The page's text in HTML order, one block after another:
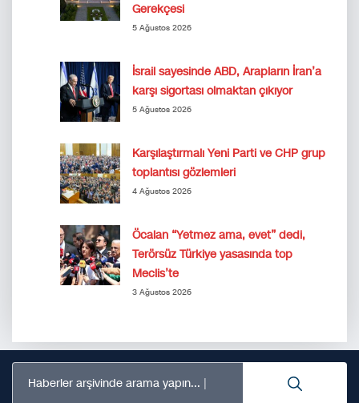
Gerekçesi
5 Ağustos 2026
İsrail sayesinde ABD, Arapların İran’a
karşı sigortası olmaktan çıkıyor
5 Ağustos 2026
Karşılaştırmalı Yeni Parti ve CHP grup
toplantısı gözlemleri
4 Ağustos 2026
Öcalan “Yetmez ama, evet” dedi,
Terörsüz Türkiye yasasında top
Meclis’te
3 Ağustos 2026
Haberler arşivinde arama yapın...